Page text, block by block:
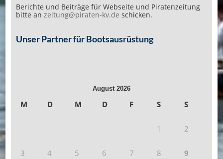
Berichte und Beiträge für Webseite und Piratenzeitung
bitte an zeitung@piraten-kv.de schicken.
Unser Partner für Bootsausrüstung
August 2026
M D M D F S S
1 2
3 4 5 6 7 8 9